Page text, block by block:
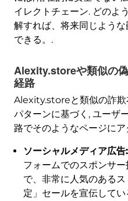
イレクトチェーン. どのよ
解すれば、将来同じよう
できる。.
Alexity.storeや類似の
経路
Alexity.storeと類似の詐欺
パターンに基づく, ユーザ
路でそのようなページに
ソーシャルメディア広告:
フォームでのスポンサ
で、非常に人気のある
定」セールを宣伝して